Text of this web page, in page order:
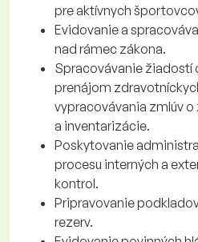
pre aktívnych
Evidovanie a
nad rámec zákona.
Spracovávanie žiadostí
prenájom
vypracovávania zmlúv
a inventarizácie.
Poskytovanie
procesu interných a
kontrol.
Pripravovanie
rezerv.